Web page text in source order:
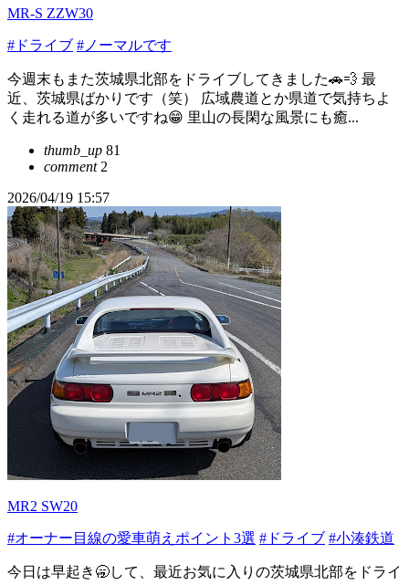
MR-S ZZW30
#ドライブ #ノーマルです
今週末もまた茨城県北部をドライブしてきました🚗💨 最
近、茨城県ばかりです（笑） 広域農道とか県道で気持ちよ
く走れる道が多いですね😁 里山の長閑な風景にも癒...
thumb_up 81
comment2
2026/04/19 15:57
MR2 SW20
#オーナー目線の愛車萌えポイント3選 #ドライブ #小湊鉄道
今日は早起き🥱して、最近お気に入りの茨城県北部をドライ